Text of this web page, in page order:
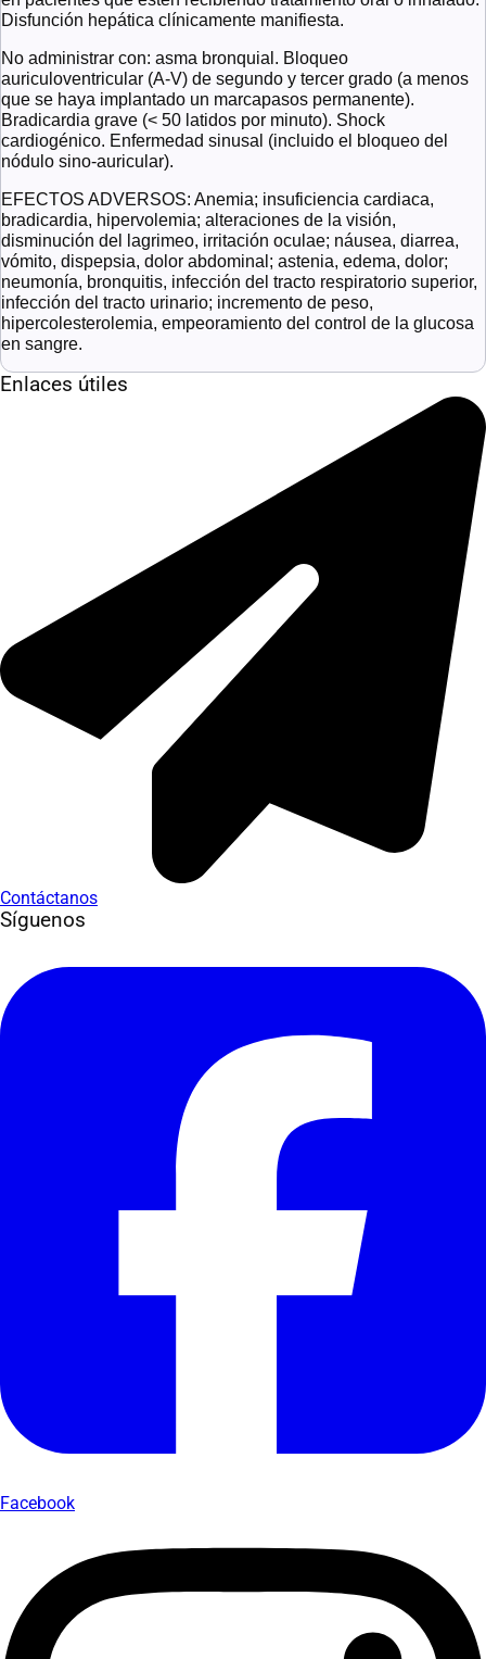
Disfunción hepática clínicamente manifiesta.
No administrar con: asma bronquial. Bloqueo
auriculoventricular (A-V) de segundo y tercer grado (a menos
que se haya implantado un marcapasos permanente).
Bradicardia grave (< 50 latidos por minuto). Shock
cardiogénico. Enfermedad sinusal (incluido el bloqueo del
nódulo sino-auricular).
EFECTOS ADVERSOS: Anemia; insuficiencia cardiaca,
bradicardia, hipervolemia; alteraciones de la visión,
disminución del lagrimeo, irritación oculae; náusea, diarrea,
vómito, dispepsia, dolor abdominal; astenia, edema, dolor;
neumonía, bronquitis, infección del tracto respiratorio superior,
infección del tracto urinario; incremento de peso,
hipercolesterolemia, empeoramiento del control de la glucosa
en sangre.
Enlaces útiles
Contáctanos
Síguenos
Facebook